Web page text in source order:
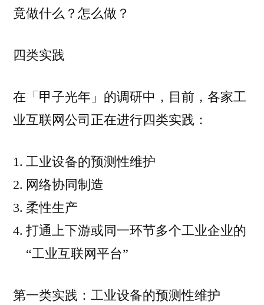
竟做什么？怎么做？
四类实践
在「甲子光年」的调研中，目前，各家工
业互联网公司正在进行四类实践：
工业设备的预测性维护
网络协同制造
柔性生产
打通上下游或同一环节多个工业企业的
“工业互联网平台”
第一类实践：工业设备的预测性维护